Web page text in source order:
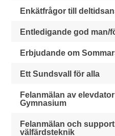
Enkätfrågor till
Entledigande god man/
Erbjudande om
Ett Sundsvall för alla
Felanmälan av
Gymnasium
Felanmälan och
välfärdsteknik